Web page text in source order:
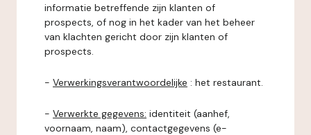
informatie betreffende zijn klanten of
prospects, of nog in het kader van het beheer
van klachten gericht door zijn klanten of
prospects.
- Verwerkingsverantwoordelijke : het restaurant.
- Verwerkte gegevens: identiteit (aanhef,
voornaam, naam), contactgegevens (e-